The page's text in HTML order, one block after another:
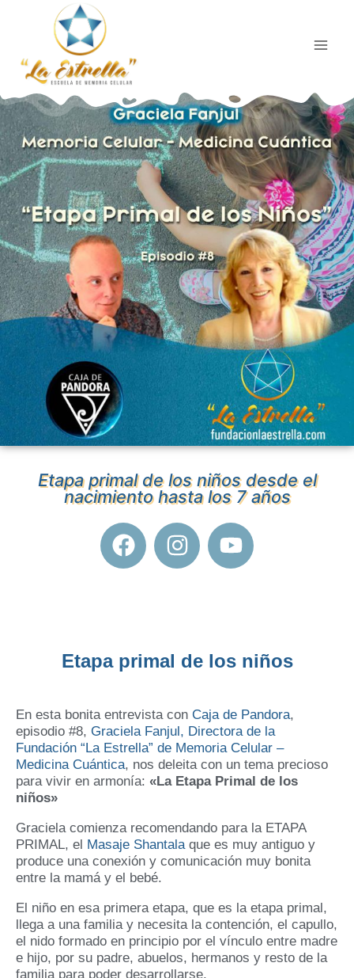
Etapa primal de los niños desde el
nacimiento hasta los 7 años
Etapa primal de los niños
En esta bonita entrevista con Caja de Pandora,
episodio #8, Graciela Fanjul, Directora de la
Fundación “La Estrella” de Memoria Celular –
Medicina Cuántica, nos deleita con un tema precioso
para vivir en armonía: «La Etapa Primal de los
niños»
Graciela comienza recomendando para la ETAPA
PRIMAL, el Masaje Shantala que es muy antiguo y
produce una conexión y comunicación muy bonita
entre la mamá y el bebé.
El niño en esa primera etapa, que es la etapa primal,
llega a una familia y necesita la contención, el capullo,
el nido formado en principio por el vínculo entre madre
e hijo, por su padre, abuelos, hermanos y resto de la
familia para poder desarrollarse.